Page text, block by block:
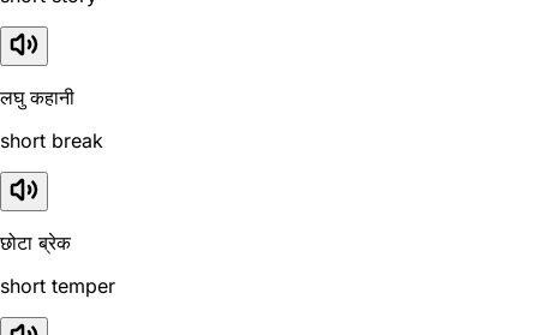
लघु कहानी
short break
छोटा ब्रेक
short temper